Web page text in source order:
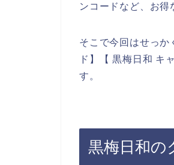
ンコードなど、お得
そこで今回はせっか
ド】【 黒梅日和 キ
す。
黒梅日和の